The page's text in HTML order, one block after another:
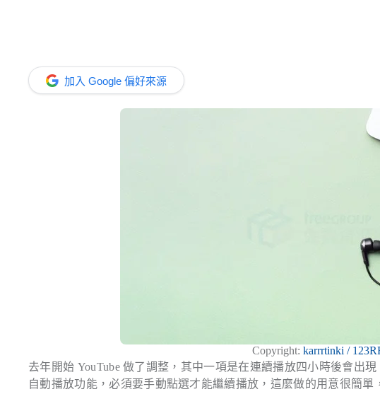
加入 Google 偏好來源
Copyright: karrrtinki /
去年開始 YouTube 做了調整，其中一項是在連續播放四小時後會出現
自動播放功能，必須要手動點選才能繼續播放，這麼做的用意很簡